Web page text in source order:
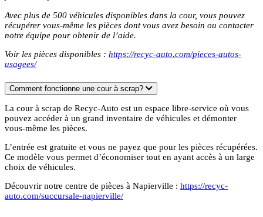
Avec plus de 500 véhicules disponibles dans la cour, vous pouvez
récupérer vous-même les pièces dont vous avez besoin ou contacter
notre équipe pour obtenir de l’aide.
Voir les pièces disponibles : https://recyc-auto.com/pieces-autos-
usagees/
Comment fonctionne une cour à scrap?
La cour à scrap de Recyc-Auto est un espace libre-service où vous
pouvez accéder à un grand inventaire de véhicules et démonter
vous-même les pièces.
L’entrée est gratuite et vous ne payez que pour les pièces récupérées.
Ce modèle vous permet d’économiser tout en ayant accès à un large
choix de véhicules.
Découvrir notre centre de pièces à Napierville : https://recyc-
auto.com/succursale-napierville/